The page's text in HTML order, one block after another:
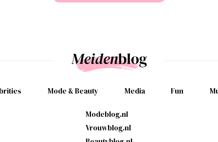
Mode & Beauty Media Fun
Modeblog.nl
Vrouwblog.nl